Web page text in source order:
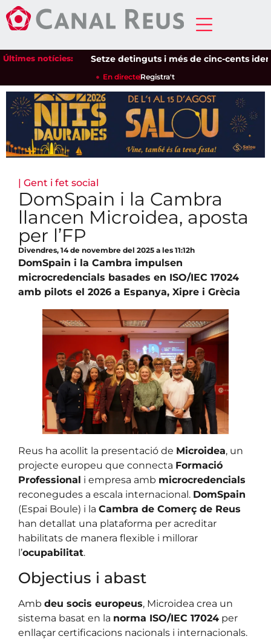
Últimes notícies:Setze detinguts i més de cinc-cents
En directeRegistra't
| Gent i fet social
DomSpain i la Cambra
llancen Microidea, aposta
per l’FP
Divendres, 14 de novembre del 2025 a les 11:12h
DomSpain i la Cambra impulsen
microcredencials basades en ISO/IEC 17024
amb pilots el 2026 a Espanya, Xipre i Grècia
Reus ha acollit la presentació de Microidea, un
projecte europeu que connecta Formació
Professional i empresa amb microcredencials
reconegudes a escala internacional. DomSpain
(Espai Boule) i la Cambra de Comerç de Reus
han detallat una plataforma per acreditar
habilitats de manera flexible i millorar
l’ocupabilitat.
Objectius i abast
Amb deu socis europeus, Microidea crea un
sistema basat en la norma ISO/IEC 17024 per
enllaçar certificacions nacionals i internacionals.